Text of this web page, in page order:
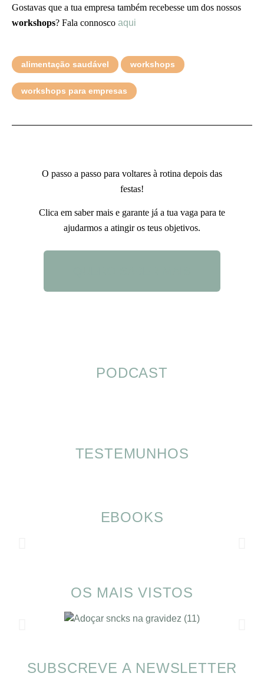
Gostavas que a tua empresa também recebesse um dos nossos
workshops? Fala connosco aqui
alimentação saudável workshops
workshops para empresas
O passo a passo para voltares à rotina depois das
festas!
Clica em saber mais e garante já a tua vaga para te
ajudarmos a atingir os teus objetivos.
PODCAST
TESTEMUNHOS
EBOOKS
OS MAIS VISTOS
SOMP (SOP): 5 Ideias de Pequenos Almoços
SUBSCREVE A NEWSLETTER